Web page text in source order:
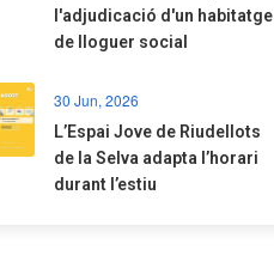
l'adjudicació d'un habitatge
de lloguer social
30 Jun, 2026
​L’Espai Jove de Riudellots
de la Selva adapta l’horari
durant l’estiu